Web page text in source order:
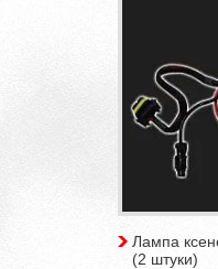
Лампа
(2 штуки)